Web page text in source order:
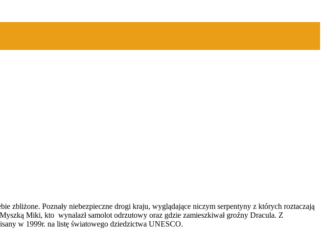
zbliżone. Poznały niebezpieczne drogi kraju, wyglądające niczym serpentyny z których roztaczają
Miki, kto wynalazł samolot odrzutowy oraz gdzie zamieszkiwał groźny Dracula. Z
w 1999r. na listę światowego dziedzictwa UNESCO.